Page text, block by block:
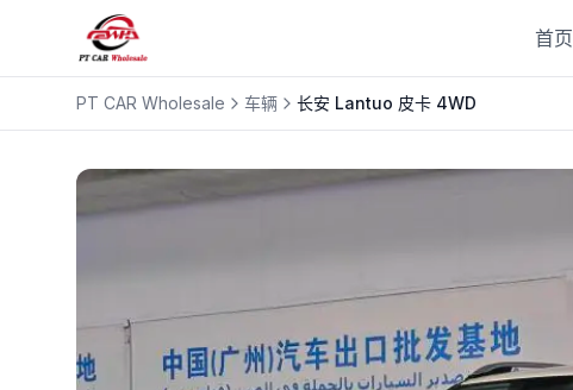
首页
PT CAR Wholesale 车辆 长安 Lantuo 皮卡 4WD